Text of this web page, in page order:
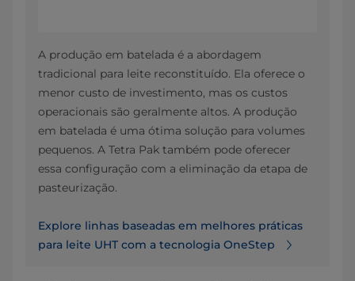
A produção em batelada é a abordagem
tradicional para leite reconstituído. Ela oferece o
menor custo de investimento, mas os custos
operacionais são geralmente altos. A produção
em batelada é uma ótima solução para volumes
pequenos. A Tetra Pak também pode oferecer
essa configuração com a eliminação da etapa de
pasteurização.
Explore linhas baseadas em melhores práticas
para leite UHT com a tecnologia OneStep